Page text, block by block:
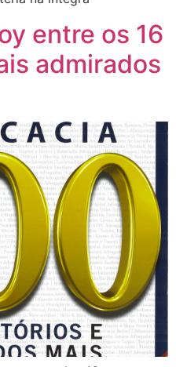
entre os 16
admirados